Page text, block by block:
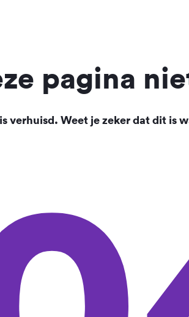
pagina
verhuisd. Weet je zeker dat dit is